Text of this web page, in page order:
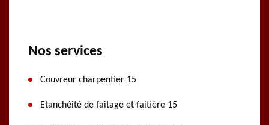
Nos services
Couvreur charpentier 15
Etanchéité de faitage et faitière 15